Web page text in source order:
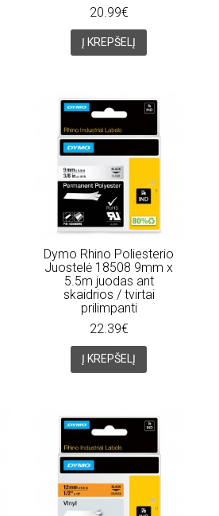
20.99€
Į KREPŠELĮ
Dymo Rhino Poliesterio
Juostelė 18508 9mm x
5.5m juodas ant
skaidrios / tvirtai
prilimpanti
22.39€
Į KREPŠELĮ